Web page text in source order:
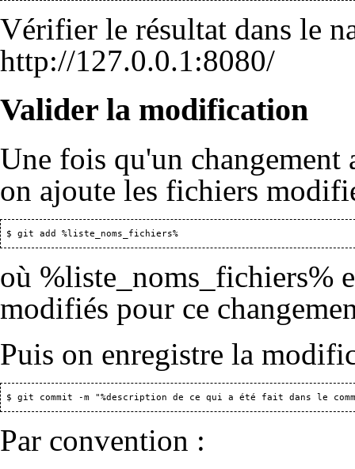
Vérifier le résultat dans le
http://127.0.0.1:8080/
Valider la modification
Une fois qu'un changement
on ajoute les fichiers
où %liste_noms_fichiers%
modifiés pour ce
Puis on enregistre la
Par convention :